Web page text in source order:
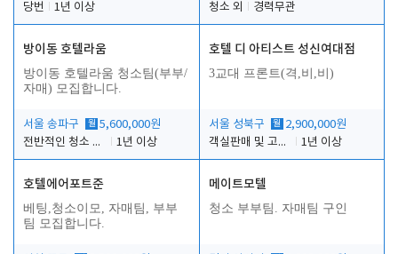
당번
1년 이상
청소 외
경력무관
방이동 호텔라움
방이동 호텔라움 청소팀(부부/
자매) 모집합니다.
서울 송파구 월 5,600,000원
전반적인 청소 업무(객실청소.객실정리)
1년 이상
호텔 디 아티스트 성신여대점
3교대 프론트(격,비,비)
서울 성북구 월 2,900,000원
객실판매 및 고객응대
1년 이상
호텔에어포트준
베팅,청소이모, 자매팀, 부부
팀 모집합니다.
메이트모텔
청소 부부팀. 자매팀 구인